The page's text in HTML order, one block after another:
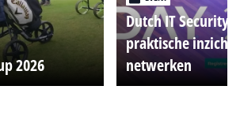
2026
Dutch IT Security
praktische
netwerken